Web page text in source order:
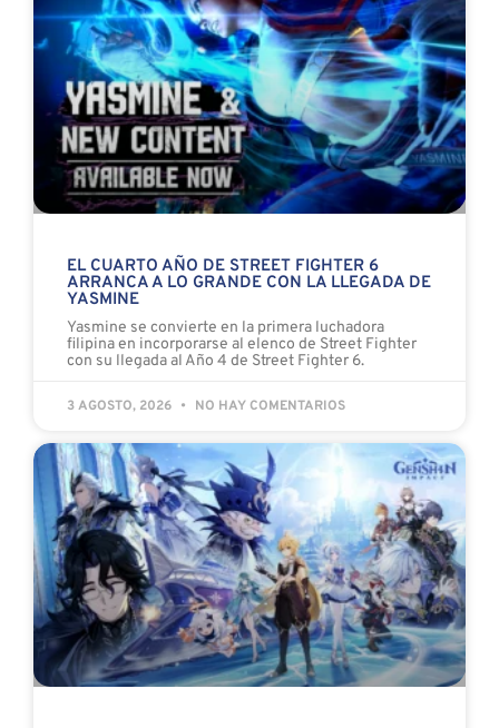
EL CUARTO AÑO DE STREET FIGHTER 6
ARRANCA A LO GRANDE CON LA LLEGADA DE
YASMINE
Yasmine se convierte en la primera luchadora
filipina en incorporarse al elenco de Street Fighter
con su llegada al Año 4 de Street Fighter 6.
3 AGOSTO, 2026 NO HAY COMENTARIOS